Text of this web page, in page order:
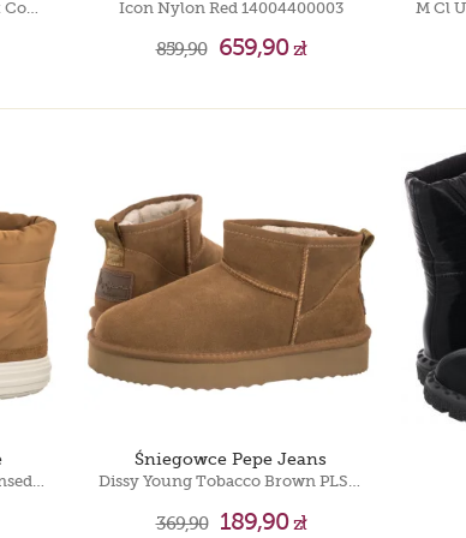
Icon Nylon Red 14004400003
859,90 659,90zł
CTAS Elements Boot Hi Incensed/Egret/Incensed A14172C
Śniegowce Pepe Jeans
Dissy Young Tobacco Brown PLS50536 859
369,90 189,90zł